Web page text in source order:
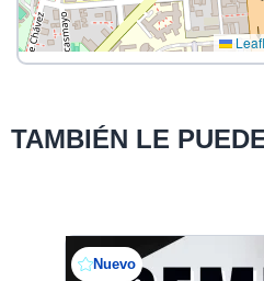
TAMBIÉN LE
Nuevo